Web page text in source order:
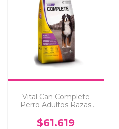
Vital Can Complete
Perro Adultos Razas
20Kg
$61.619